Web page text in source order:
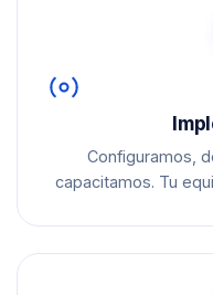
Configuramos,
capacitamos. Tu